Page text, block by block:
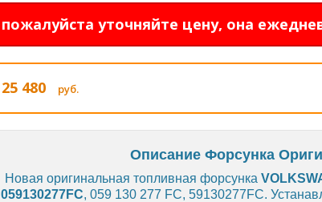
пожалуйста уточняйте цену, она
25 480 руб.
Описание Форсунка
Новая оригинальная топливная форсунка
059130277FC, 059 130 277 FC, 59130277FC.